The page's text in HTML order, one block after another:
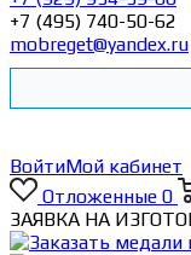
+7 (495) 740-50-62
mobreget@yandex.ru
ВойтиМой кабинет
Отложенные 0
ЗАЯВКА НА